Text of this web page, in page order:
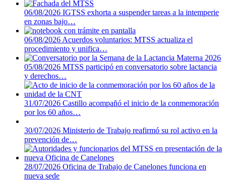
06/08/2026 IGTSS exhorta a suspender tareas a la intemperie
en zonas bajo…
06/08/2026 Acuerdos voluntarios: MTSS actualiza el
procedimiento y unifica…
05/08/2026 MTSS participó en conversatorio sobre lactancia
y derechos…
31/07/2026 Castillo acompañó el inicio de la conmemoración
por los 60 años…
30/07/2026 Ministerio de Trabajo reafirmó su rol activo en la
prevención de…
28/07/2026 Oficina de Trabajo de Canelones funciona en
nueva sede